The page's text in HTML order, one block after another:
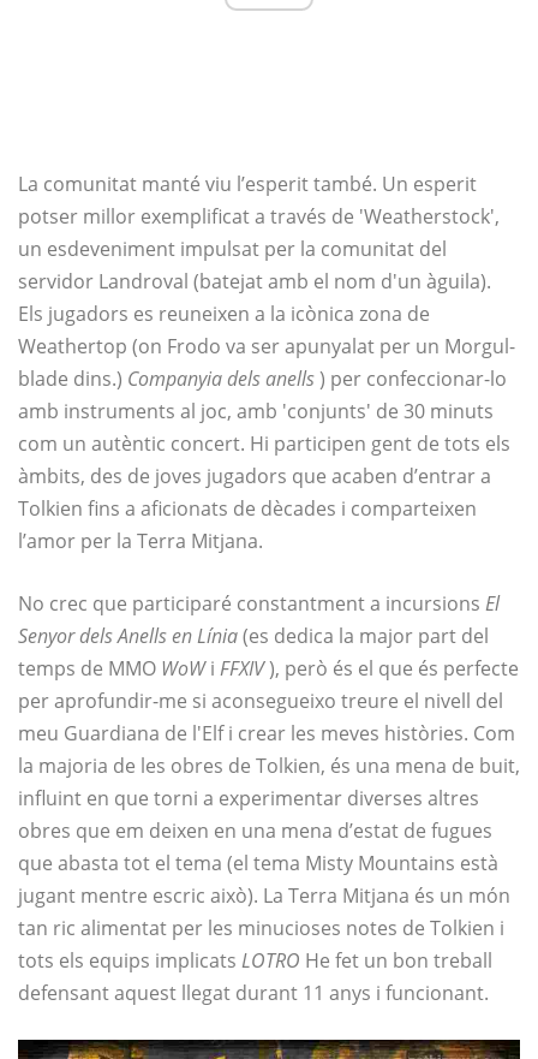
La comunitat manté viu l’esperit també. Un esperit
potser millor exemplificat a través de 'Weatherstock',
un esdeveniment impulsat per la comunitat del
servidor Landroval (batejat amb el nom d'un àguila).
Els jugadors es reuneixen a la icònica zona de
Weathertop (on Frodo va ser apunyalat per un Morgul-
blade dins.) Companyia dels anells) per confeccionar-lo
amb instruments al joc, amb 'conjunts' de 30 minuts
com un autèntic concert. Hi participen gent de tots els
àmbits, des de joves jugadors que acaben d’entrar a
Tolkien fins a aficionats de dècades i comparteixen
l’amor per la Terra Mitjana.
No crec que participaré constantment a incursions El
Senyor dels Anells en Línia(es dedica la major part del
temps de MMO WoWi FFXIV), però és el que és perfecte
per aprofundir-me si aconsegueixo treure el nivell del
meu Guardiana de l'Elf i crear les meves històries. Com
la majoria de les obres de Tolkien, és una mena de buit,
influint en que torni a experimentar diverses altres
obres que em deixen en una mena d’estat de fugues
que abasta tot el tema (el tema Misty Mountains està
jugant mentre escric això). La Terra Mitjana és un món
tan ric alimentat per les minucioses notes de Tolkien i
tots els equips implicats LOTRO He fet un bon treball
defensant aquest llegat durant 11 anys i funcionant.